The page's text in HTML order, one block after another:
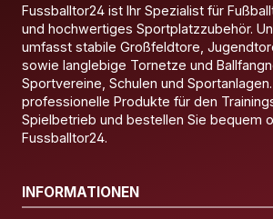
Fussballtor24 ist Ihr Spezialist für
und hochwertiges Sportplatzzubehör.
umfasst stabile Großfeldtore,
sowie langlebige Tornetze und
Sportvereine, Schulen und
professionelle Produkte für den
Spielbetrieb und bestellen Sie bequem
Fussballtor24.
INFORMATIONEN